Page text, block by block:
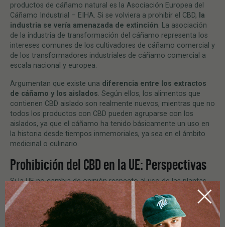
productos de cáñamo natural es la Asociación Europea del
Cáñamo Industrial – EIHA. Si se volviera a prohibir el CBD, la
industria se vería amenazada de extinción. La asociación
de la industria de transformación del cáñamo representa los
intereses comunes de los cultivadores de cáñamo comercial y
de los transformadores industriales de cáñamo comercial a
escala nacional y europea.
Argumentan que existe una diferencia entre los extractos
de cáñamo y los aislados. Según ellos, los alimentos que
contienen CBD aislado son realmente nuevos, mientras que no
todos los productos con CBD pueden agruparse con los
aislados, ya que el cáñamo ha tenido básicamente un uso en
la historia desde tiempos inmemoriales, ya sea en el ámbito
medicinal o culinario.
Prohibición del CBD en la UE: Perspectivas
Si la UE no cambia de opinión respecto al uso de las plantas
naturales de cáñamo, habrá que recurrir a los productos
producidos sintéticamente. Esto, a su vez, significa el fin para
un gran número de cultivadores de cáñamo, que sólo en la
vecina Austria ganan unos 250 millones de euros al año con